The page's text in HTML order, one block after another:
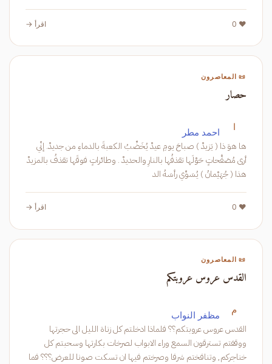
❤️ 0 اقرأ →
📜 المعاصرون
حصار
ا احمد مطر
ها هوَ ذا ( يَزيدْ ) صباحَ يومِ عيدْ يُخَضِّبُ الكعبةَ بالدماءِ من جديدْ. إنّي
أرى مُصَفَّحاتٍ حَوْلَها تقذفُها بالنارِ والحديدْ . وطائراتٍ فوقَها تقذفُ بالمزيدْ
هذا ( جُهَيْمانُ ) يُسَوِّي رأسَهُ الد
❤️ 0 اقرأ →
📜 المعاصرون
القدس عروس عروبتكم
م مظفر النواب
القدس عروس عروبتكم؟؟ فلماذا ادخلتم كل زناة الليل الى حجرتها
ووقفتم تسترقون السمع وراء الابواب لصرخات بكارتها وسحبتم كل
خناجركم, وتنافختم شرفا وصرختم فيها ان تسكت صونا للعرض؟؟؟ فما